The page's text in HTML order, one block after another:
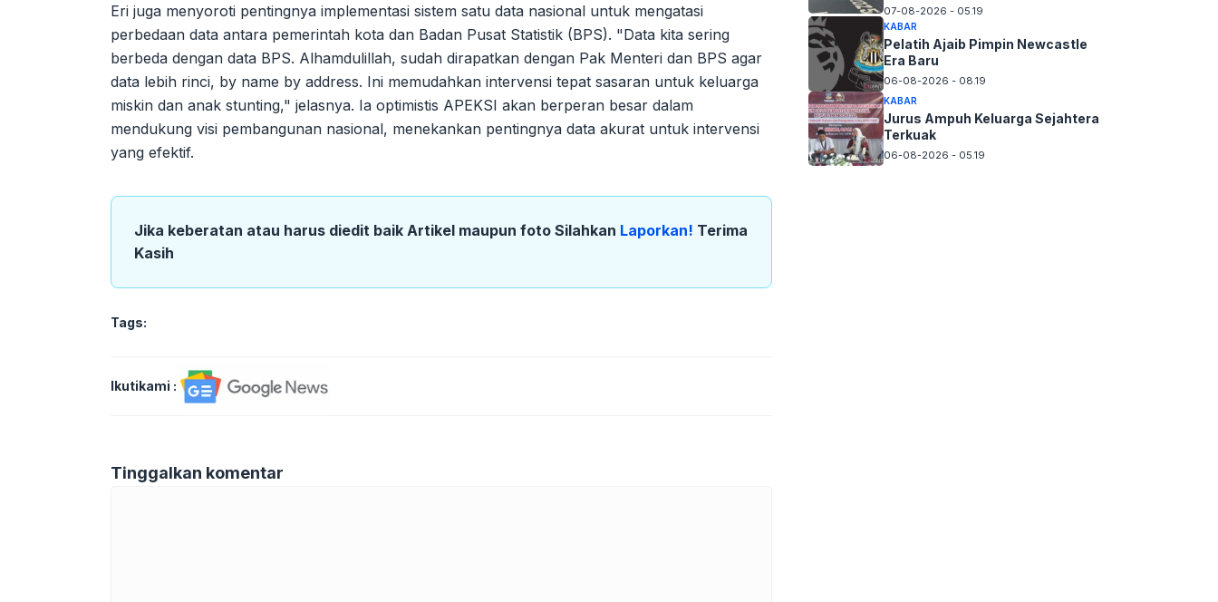
Eri juga menyoroti pentingnya implementasi sistem satu data nasional untuk mengatasi
perbedaan data antara pemerintah kota dan Badan Pusat Statistik (BPS). "Data kita sering
berbeda dengan data BPS. Alhamdulillah, sudah dirapatkan dengan Pak Menteri dan BPS agar
data lebih rinci, by name by address. Ini memudahkan intervensi tepat sasaran untuk keluarga
miskin dan anak stunting," jelasnya. Ia optimistis APEKSI akan berperan besar dalam
mendukung visi pembangunan nasional, menekankan pentingnya data akurat untuk intervensi
yang efektif.
Jika keberatan atau harus diedit baik Artikel maupun foto Silahkan Laporkan! Terima
Kasih
Tags:
Ikutikami :
Tinggalkan komentar
07-08-2026 - 05.19
KABAR
Pelatih Ajaib Pimpin Newcastle
Era Baru
06-08-2026 - 08.19
KABAR
Jurus Ampuh Keluarga Sejahtera
Terkuak
06-08-2026 - 05.19